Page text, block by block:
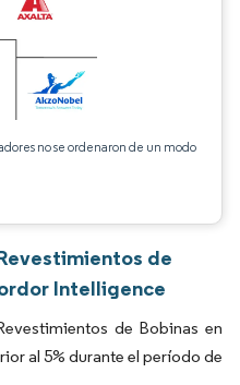
no se ordenaron de un modo
de
Intelligence
de Bobinas en
al 5% durante el período de